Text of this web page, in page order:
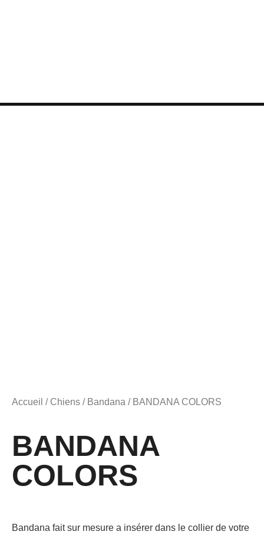
Accueil / Chiens / Bandana / BANDANA COLORS
BANDANA
COLORS
Bandana fait sur mesure a insérer dans le collier de votre